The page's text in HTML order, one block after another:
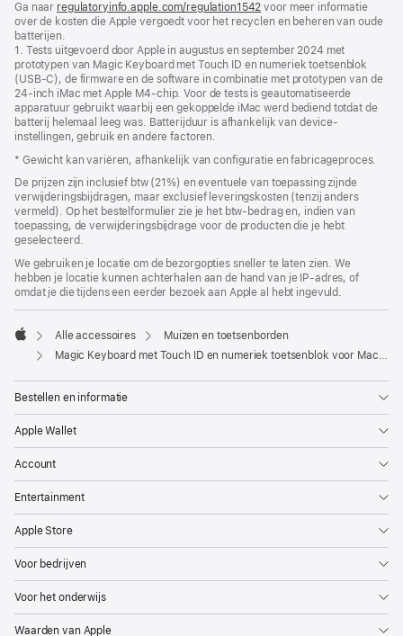
nieuw
venster
Ga naar regulatoryinfo.apple.com/regulation1542 (wordt
in
venster
geopend)
voor meer informatie
over de kosten die Apple vergoedt voor het recyclen en beheren van oude
batterijen.
1. Tests uitgevoerd door Apple in augustus en september 2024 met
prototypen van Magic Keyboard met Touch ID en numeriek toetsenblok
(USB-C), de firmware en de software in combinatie met prototypen van de
24‑inch iMac met Apple M4-chip. Voor de tests is geautomatiseerde
apparatuur gebruikt waarbij een gekoppelde iMac werd bediend totdat de
batterij helemaal leeg was. Batterijduur is afhankelijk van device-
instellingen, gebruik en andere factoren.
* Gewicht kan variëren, afhankelijk van configuratie en fabricageproces.
De prijzen zijn inclusief btw (21%) en eventuele van toepassing zijnde
verwijderingsbijdragen, maar exclusief leveringskosten (tenzij anders
vermeld). Op het bestelformulier zie je het btw-bedrag en, indien van
toepassing, de verwijderingsbijdrage voor de producten die je hebt
geselecteerd.
We gebruiken je locatie om de bezorgopties sneller te laten zien. We
hebben je locatie kunnen achterhalen aan de hand van je IP-adres, of
omdat je die tijdens een eerder bezoek aan Apple al hebt ingevuld.
Apple
Alle accessoires
Muizen en toetsenborden
Magic Keyboard met Touch ID en numeriek toetsenblok voor Mac-modellen met Apple silicon (USB–C) - Zweeds - Zwarte toetsen
Bestellen en informatie
Apple Wallet
Account
Entertainment
Apple Store
Voor bedrijven
Voor het onderwijs
Waarden van Apple